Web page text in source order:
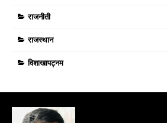
राजनीती
राजस्थान
विशाखापट्नम